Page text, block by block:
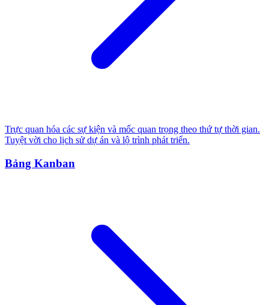
Trực quan hóa các sự kiện và mốc quan trọng theo thứ tự thời gian.
Tuyệt vời cho lịch sử dự án và lộ trình phát triển.
Bảng Kanban